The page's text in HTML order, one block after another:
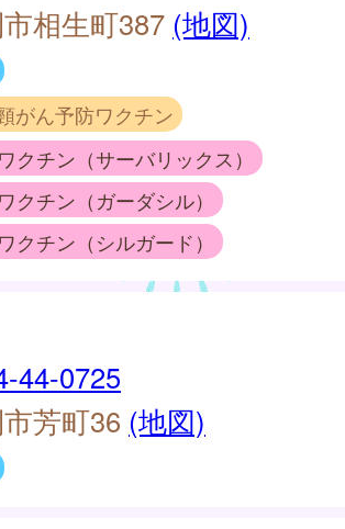
相生町387 (地図)
がん予防ワクチン
クチン（サーバリックス）
クチン（ガーダシル）
クチン（シルガード）
44-0725
芳町36 (地図)